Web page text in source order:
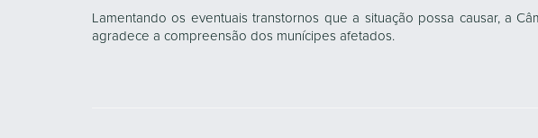
Lamentando os eventuais transtornos que a situação possa causar, a
agradece a compreensão dos munícipes afetados.